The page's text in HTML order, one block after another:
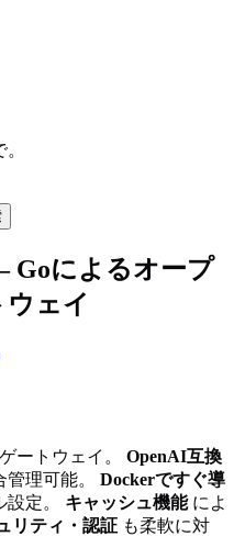
Goによるオープ
ェイ
ートウェイ。 OpenAI互換
理可能。 Dockerですぐ導
設定。 キャッシュ機能によ
リティ・認証 も柔軟に対